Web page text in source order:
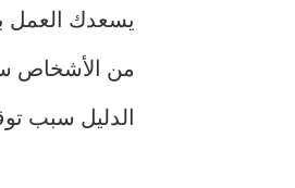
يسعدك العمل
من الأشخاص
الدليل سبب